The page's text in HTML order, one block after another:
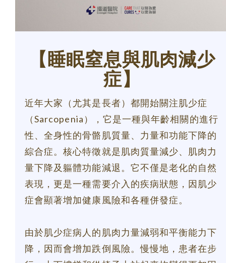
【睡眠窒息與肌肉減少
症】
近年大家（尤其是長者）都開始關注肌少症
（Sarcopenia），它是一種與年齡相關的進行
性、全身性的骨骼肌質量、力量和功能下降的
綜合症。核心特徵就是肌肉質量減少、肌肉力
量下降及軀體功能減退。它不僅是老化的自然
表現，更是一種需要介入的疾病狀態，因肌少
症會顯著增加健康風險和各種併發症。
由於肌少症病人的肌肉力量減弱和平衡能力下
降，因而會增加跌倒風險。慢慢地，患者在步